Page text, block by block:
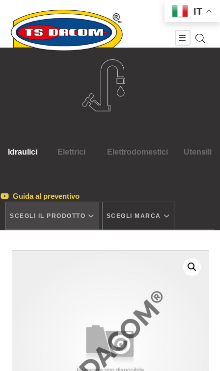
Idraulici Elettrici Elettrodomestici Utensili
Guida al preventivo
SCEGLI IL PRODOTTO SCEGLI MARCA
IT